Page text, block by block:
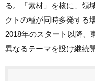
る。「素材」を核に、領
クトの種が同時多発する
2018年のスタート以降、
異なるテーマを設け継続